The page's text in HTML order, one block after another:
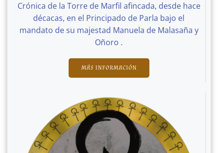
Crónica de la Torre de Marfil afincada, desde hace
décacas, en el Principado de Parla bajo el
mandato de su majestad Manuela de Malasaña y
Oñoro .
MÁS INFORMACIÓN